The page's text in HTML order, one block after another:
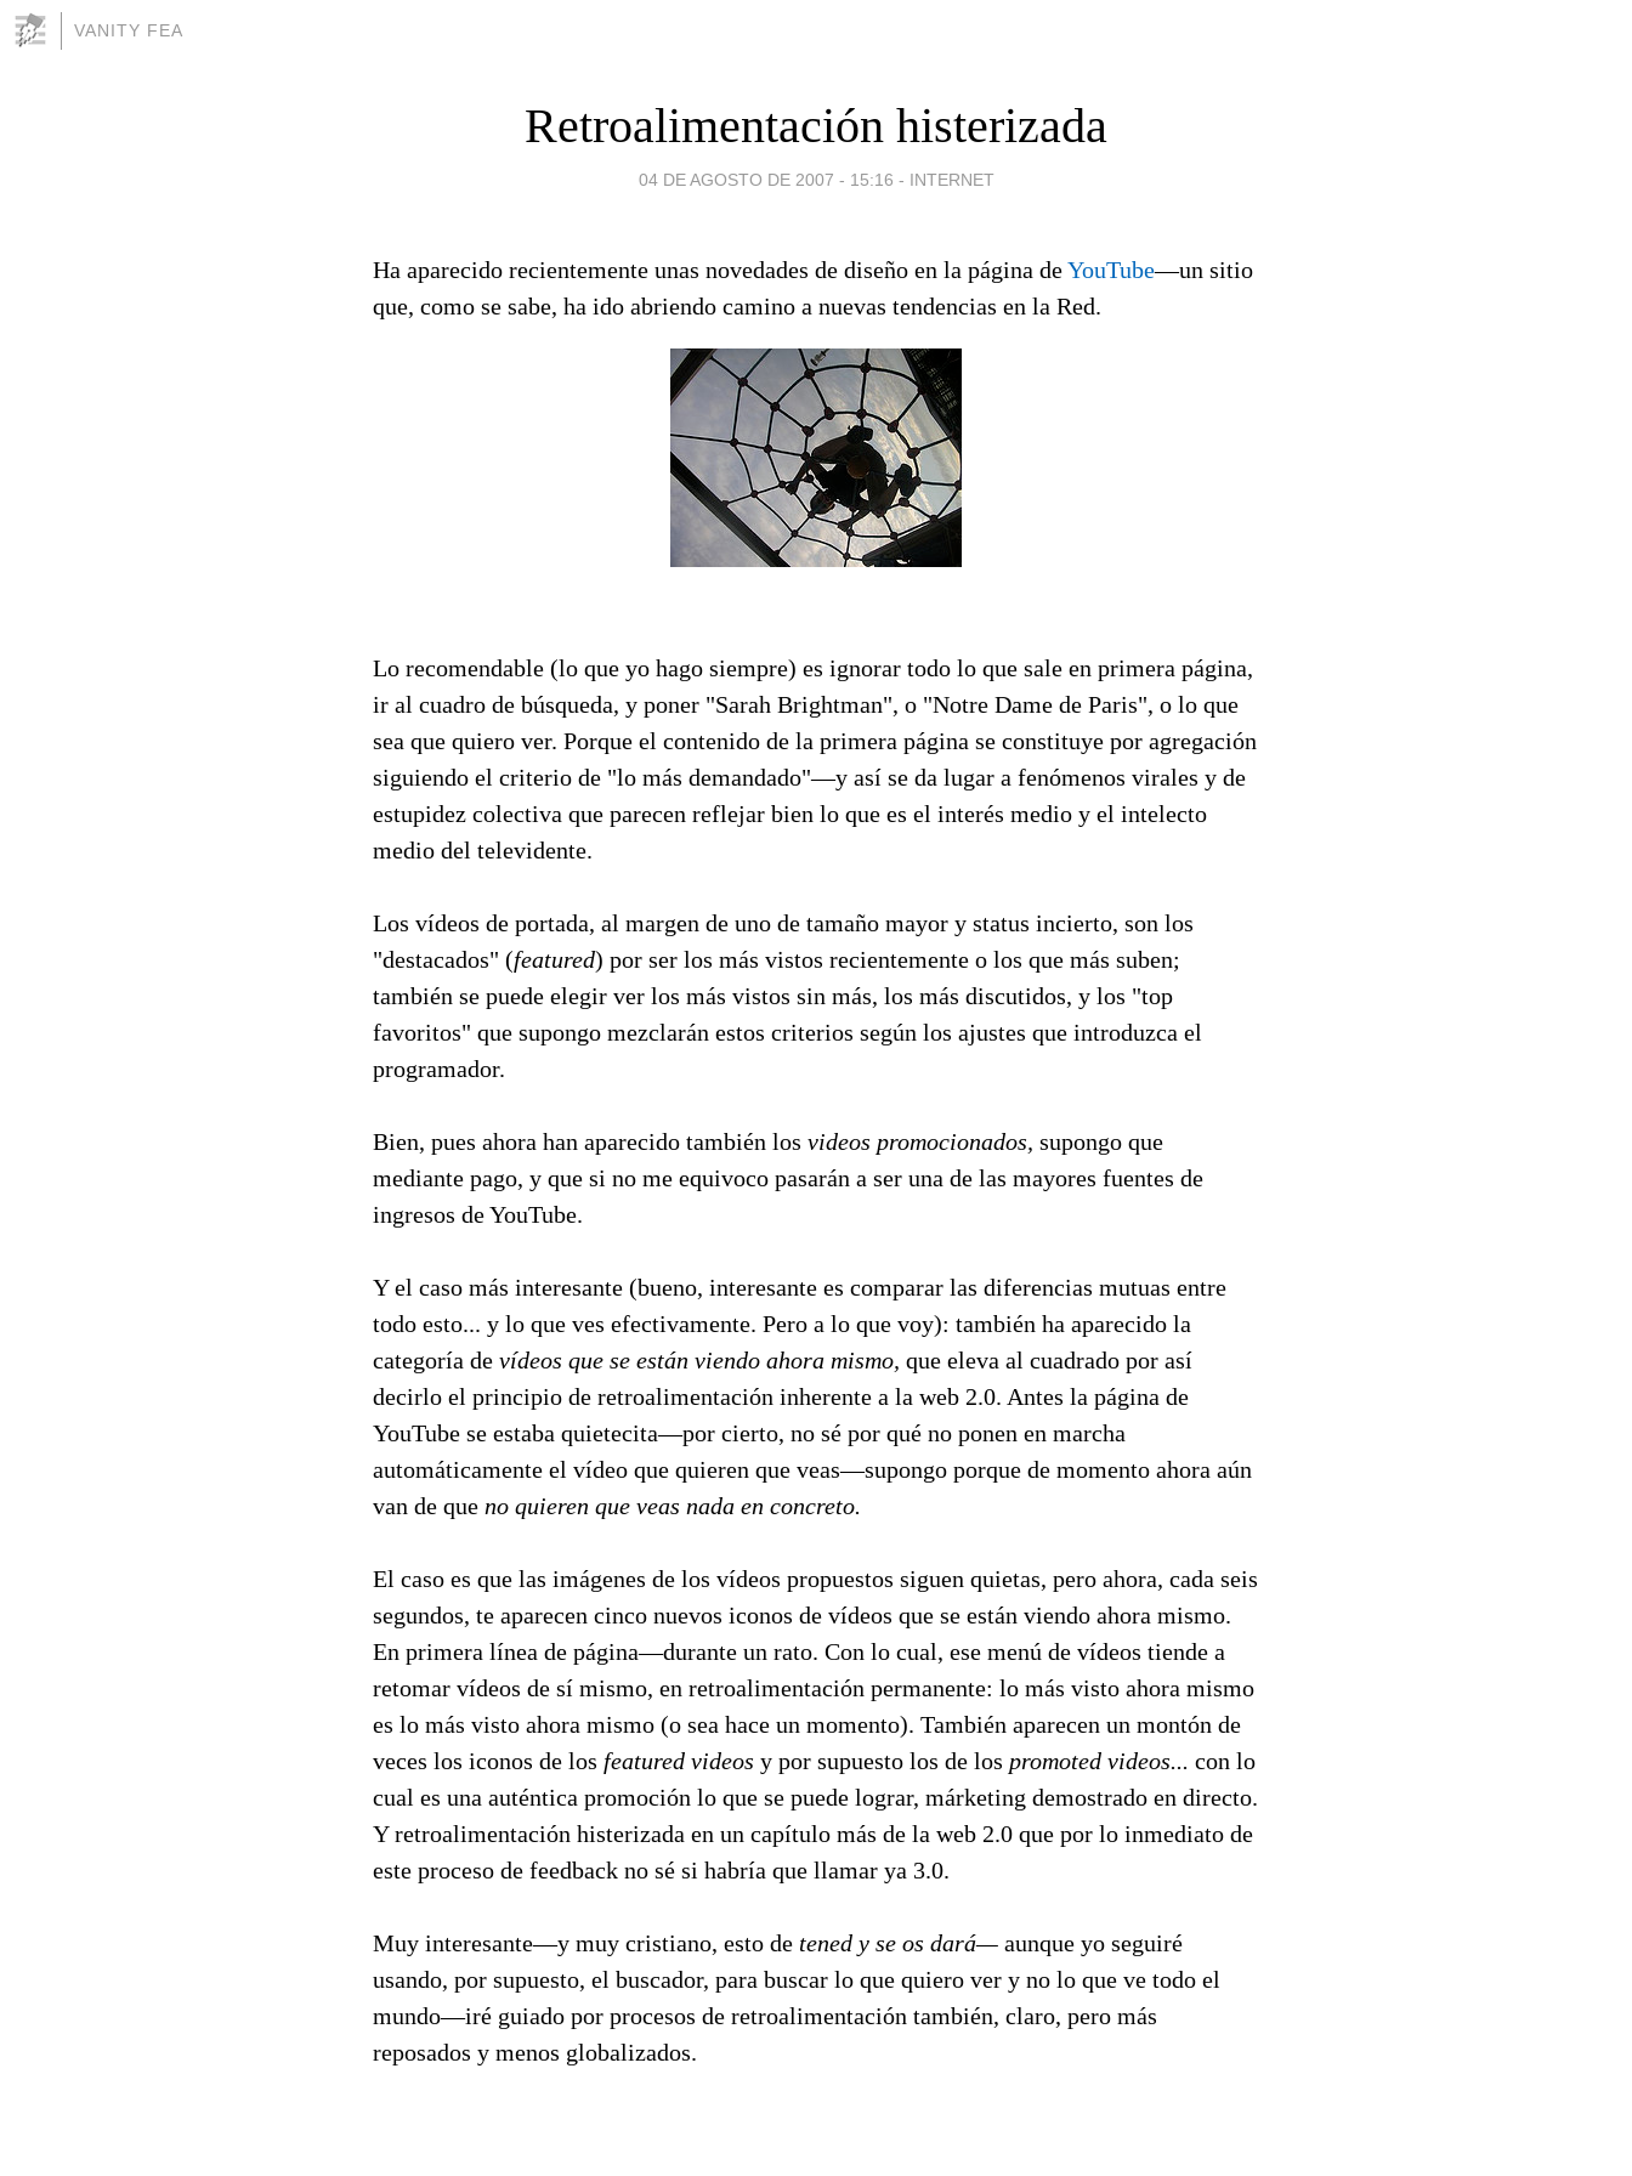
VANITY FEA
Retroalimentación histerizada
04 DE AGOSTO DE 2007 - 15:16 - INTERNET
Ha aparecido recientemente unas novedades de diseño en la página deYouTube—un sitio
que, como se sabe, ha ido abriendo camino a nuevas tendencias en la Red.
Lo recomendable (lo que yo hago siempre) es ignorar todo lo que sale en primera página,
ir al cuadro de búsqueda, y poner "Sarah Brightman", o "Notre Dame de Paris", o lo que
sea que quiero ver. Porque el contenido de la primera página se constituye por agregación
siguiendo el criterio de "lo más demandado"—y así se da lugar a fenómenos virales y de
estupidez colectiva que parecen reflejar bien lo que es el interés medio y el intelecto
medio del televidente.
Los vídeos de portada, al margen de uno de tamaño mayor y status incierto, son los
"destacados" (featured) por ser los más vistos recientemente o los que más suben;
también se puede elegir ver los más vistos sin más, los más discutidos, y los "top
favoritos" que supongo mezclarán estos criterios según los ajustes que introduzca el
programador.
Bien, pues ahora han aparecido también los videos promocionados, supongo que
mediante pago, y que si no me equivoco pasarán a ser una de las mayores fuentes de
ingresos de YouTube.
Y el caso más interesante (bueno, interesante es comparar las diferencias mutuas entre
todo esto... y lo que ves efectivamente. Pero a lo que voy): también ha aparecido la
categoría de vídeos que se están viendo ahora mismo, que eleva al cuadrado por así
decirlo el principio de retroalimentación inherente a la web 2.0. Antes la página de
YouTube se estaba quietecita—por cierto, no sé por qué no ponen en marcha
automáticamente el vídeo que quieren que veas—supongo porque de momento ahora aún
van de que no quieren que veas nada en concreto.
El caso es que las imágenes de los vídeos propuestos siguen quietas, pero ahora, cada seis
segundos, te aparecen cinco nuevos iconos de vídeos que se están viendo ahora mismo.
En primera línea de página—durante un rato. Con lo cual, ese menú de vídeos tiende a
retomar vídeos de sí mismo, en retroalimentación permanente: lo más visto ahora mismo
es lo más visto ahora mismo (o sea hace un momento). También aparecen un montón de
veces los iconos de los featured videos y por supuesto los de los promoted videos... con lo
cual es una auténtica promoción lo que se puede lograr, márketing demostrado en directo.
Y retroalimentación histerizada en un capítulo más de la web 2.0 que por lo inmediato de
este proceso de feedback no sé si habría que llamar ya 3.0.
Muy interesante—y muy cristiano, esto de tened y se os dará— aunque yo seguiré
usando, por supuesto, el buscador, para buscar lo que quiero ver y no lo que ve todo el
mundo—iré guiado por procesos de retroalimentación también, claro, pero más
reposados y menos globalizados.